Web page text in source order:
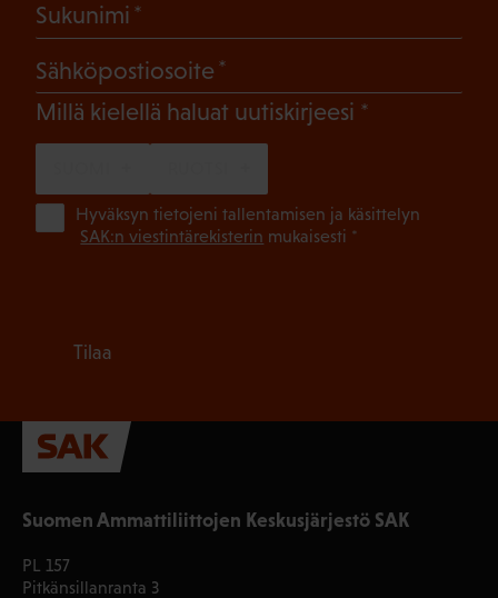
Suomen Ammattiliittojen Keskusjärjestö SAK
PL 157
Pitkänsillanranta 3
Sukunimi
Sähköpostiosoite
Millä kielellä haluat uutiskirjeesi (Pakollinen)
Hyväksyn tietojeni tallentamisen ja käsittelyn
SAK:n viestintärekisterin mukaisesti *
Tilaa